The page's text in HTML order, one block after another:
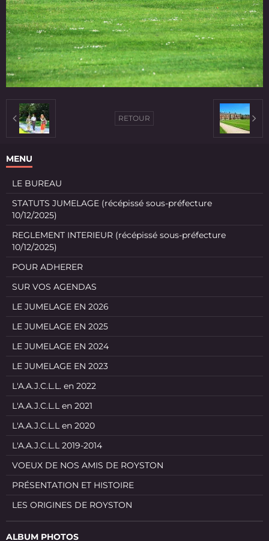
RETOUR
MENU
LE BUREAU
STATUTS JUMELAGE (récépissé sous-préfecture
10/12/2025)
REGLEMENT INTERIEUR (récépissé sous-préfecture
10/12/2025)
POUR ADHERER
SUR VOS AGENDAS
LE JUMELAGE EN 2026
LE JUMELAGE EN 2025
LE JUMELAGE EN 2024
LE JUMELAGE EN 2023
L'A.A.J.C.L.L. en 2022
L'A.A.J.C.L.L en 2021
L'A.A.J.C.L.L en 2020
L'A.A.J.C.L.L 2019-2014
VOEUX DE NOS AMIS DE ROYSTON
PRÉSENTATION ET HISTOIRE
LES ORIGINES DE ROYSTON
ALBUM PHOTOS